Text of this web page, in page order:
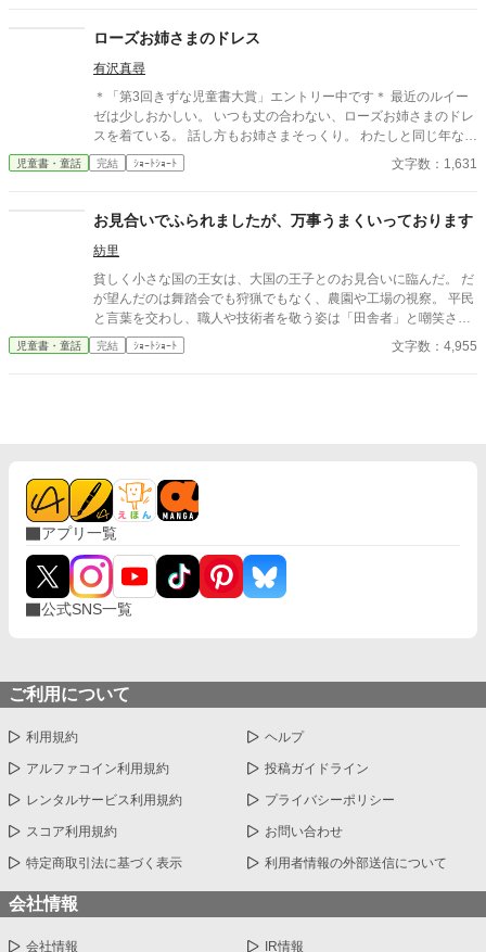
ローズお姉さまのドレス
有沢真尋
＊「第3回きずな児童書大賞」エントリー中です＊ 最近のルイー
ゼは少しおかしい。 いつも丈の合わない、ローズお姉さまのドレ
スを着ている。 話し方もお姉さまそっくり。 わたしと同じ年なの
に、ずいぶん年上のように振舞う。 表紙はかんたん表紙メーカー
さまで作成
児童書・童話 完結 ｼｮｰﾄｼｮｰﾄ 文字数：1,631
お見合いでふられましたが、万事うまくいっております
紡里
貧しく小さな国の王女は、大国の王子とのお見合いに臨んだ。 だ
が望んだのは舞踏会でも狩猟でもなく、農園や工場の視察。 平民
と言葉を交わし、職人や技術者を敬う姿は「田舎者」と嘲笑さ
れ、婚約はあっさり断られてしまう。 それでも王女は落ち込まな
かった。 「良いご縁に恵まれましたもの」
児童書・童話 完結 ｼｮｰﾄｼｮｰﾄ 文字数：4,955
アプリ一覧
公式SNS一覧
ご利用について
利用規約 ヘルプ
アルファコイン利用規約 投稿ガイドライン
レンタルサービス利用規約 プライバシーポリシー
スコア利用規約 お問い合わせ
特定商取引法に基づく表示 利用者情報の外部送信について
会社情報
会社情報 IR情報